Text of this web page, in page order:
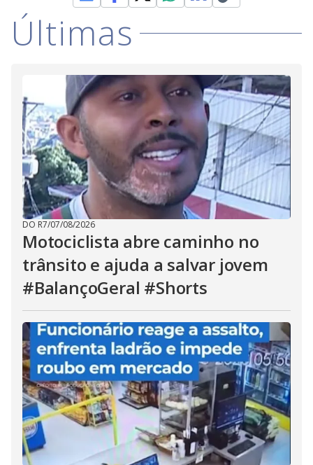
Últimas
DO R7/07/08/2026
Motociclista abre caminho no
trânsito e ajuda a salvar jovem
#BalançoGeral #Shorts